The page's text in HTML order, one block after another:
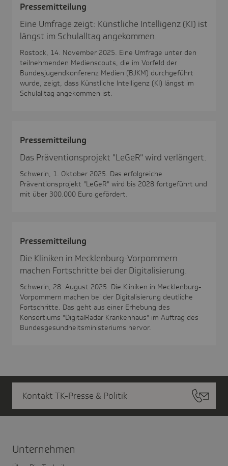
Pres­se­mit­tei­lung
Eine Umfrage zeigt: Künstliche Intelligenz (KI) ist
längst im Schulalltag angekommen.
Rostock, 14. November 2025. Eine Umfrage unter den
teilnehmenden Medienscouts, die im Vorfeld der
Bundesjugendkonferenz Medien (BJKM) durchgeführt
wurde, zeigt, dass Künstliche Intelligenz (KI) längst im
Schulalltag angekommen ist.
Pres­se­mit­tei­lung
Das Präventionsprojekt "LeGeR" wird verlängert.
Schwerin, 1. Oktober 2025. Das erfolgreiche
Präventionsprojekt "LeGeR" wird bis 2028 fortgeführt und
mit über 300.000 Euro gefördert.
Pres­se­mit­tei­lung
Die Kliniken in Mecklenburg-Vorpommern
machen Fortschritte bei der Digitalisierung.
Schwerin, 28. August 2025. Die Kliniken in Mecklenburg-
Vorpommern machen bei der Digitalisierung deutliche
Fortschritte. Das geht aus einer Erhebung des
Konsortiums "DigitalRadar Krankenhaus" im Auftrag des
Bundesgesundheitsministeriums hervor.
Kontakt TK-Presse & Politik
Unter­nehmen